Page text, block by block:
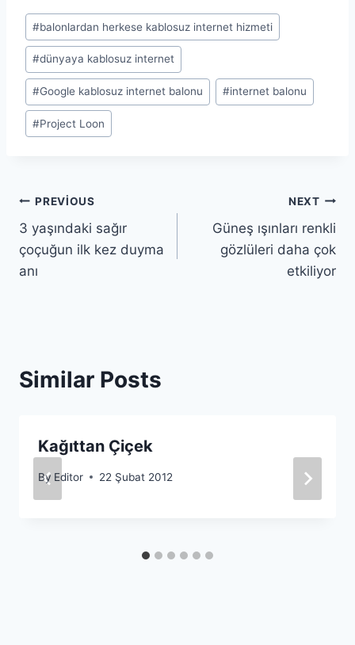
Post
Tags:
#balonlardan herkese kablosuz internet hizmeti
#dünyaya kablosuz internet
#Google kablosuz internet balonu #internet balonu
#Project Loon
Yazı
gezinmesi
PREVIOUS
3 yaşındaki sağır
çoçuğun ilk kez duyma
anı
NEXT
Güneş ışınları renkli
gözlüleri daha çok
etkiliyor
Similar Posts
Kağıttan Çiçek
By Editor 22 Şubat 2012